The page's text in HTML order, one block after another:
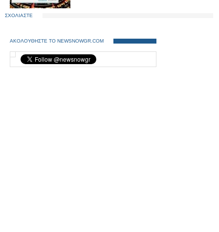
ΣΧΟΛΙΑΣΤΕ
ΑΚΟΛΟΥΘΗΣΤΕ ΤΟ NEWSNOWGR.COM